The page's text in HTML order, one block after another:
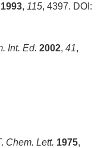
1993, 115, 4397. DOI:
Int. Ed. 2002, 41,
Chem. Lett. 1975,